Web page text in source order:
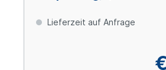
Lieferzeit auf Anfrage